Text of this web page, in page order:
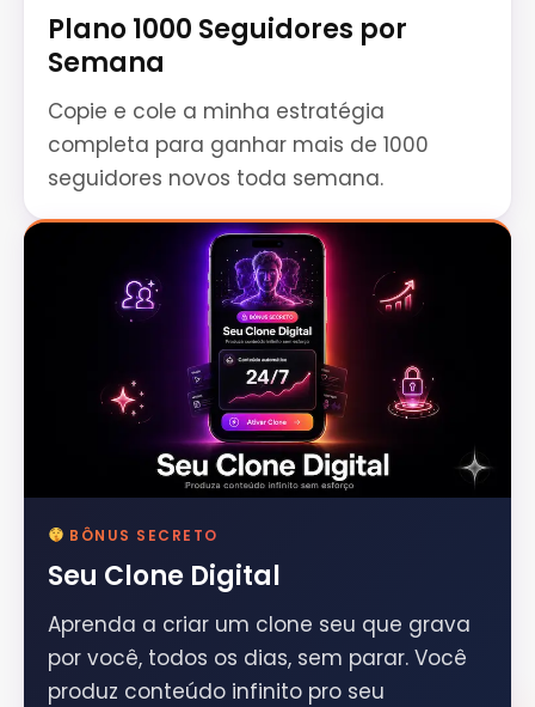
Plano 1000 Seguidores por
Semana
Copie e cole a minha estratégia
completa para ganhar mais de 1000
seguidores novos toda semana.
BÔNUS SECRETO
Seu Clone Digital
Aprenda a criar um clone seu que grava
por você, todos os dias, sem parar. Você
produz conteúdo infinito pro seu